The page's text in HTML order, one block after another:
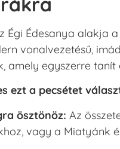
Égi Édesanya alakja
vonalvezetésű,
amely egyszerre tanít
ezt a pecsétet
ösztönöz: Az
vagy a Miatyánk